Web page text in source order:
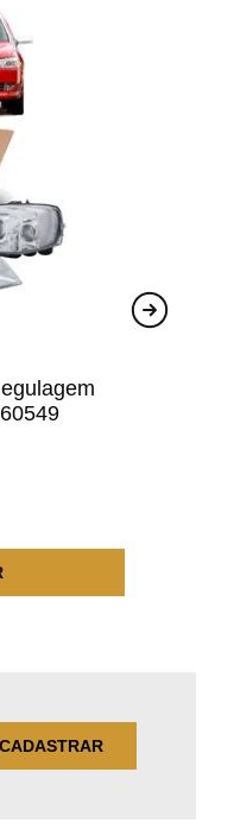
CADASTRAR